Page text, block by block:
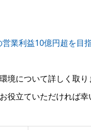
業利益10億円超を目
について詳しく取り
立ていただければ幸